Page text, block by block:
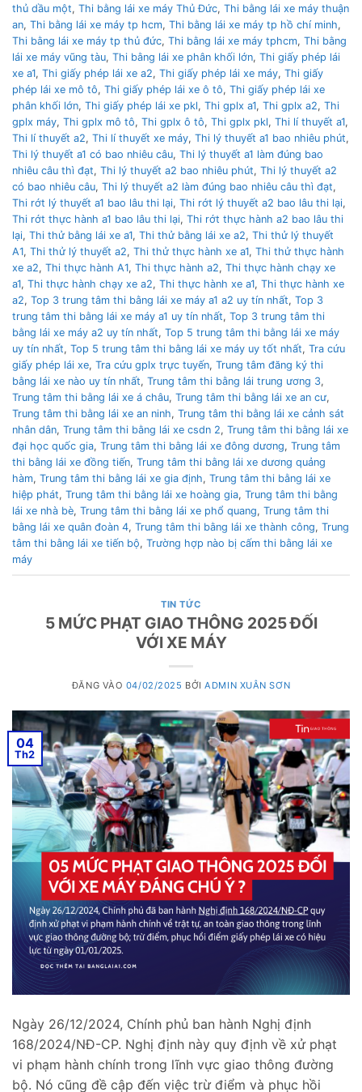
thủ dầu một, Thi bằng lái xe máy Thủ Đức, Thi bằng lái xe máy thuận
an, Thi bằng lái xe máy tp hcm, Thi bằng lái xe máy tp hồ chí minh,
Thi bằng lái xe máy tp thủ đức, Thi bằng lái xe máy tphcm, Thi bằng
lái xe máy vũng tàu, Thi bằng lái xe phân khối lớn, Thi giấy phép lái
xe a1, Thi giấy phép lái xe a2, Thi giấy phép lái xe máy, Thi giấy
phép lái xe mô tô, Thi giấy phép lái xe ô tô, Thi giấy phép lái xe
phân khối lớn, Thi giấy phép lái xe pkl, Thi gplx a1, Thi gplx a2, Thi
gplx máy, Thi gplx mô tô, Thi gplx ô tô, Thi gplx pkl, Thi lí thuyết a1,
Thi lí thuyết a2, Thi lí thuyết xe máy, Thi lý thuyết a1 bao nhiêu phút,
Thi lý thuyết a1 có bao nhiêu câu, Thi lý thuyết a1 làm đúng bao
nhiêu câu thì đạt, Thi lý thuyết a2 bao nhiêu phút, Thi lý thuyết a2
có bao nhiêu câu, Thi lý thuyết a2 làm đúng bao nhiêu câu thì đạt,
Thi rớt lý thuyết a1 bao lâu thi lại, Thi rớt lý thuyết a2 bao lâu thi lại,
Thi rớt thực hành a1 bao lâu thi lại, Thi rớt thực hành a2 bao lâu thi
lại, Thi thử bằng lái xe a1, Thi thử bằng lái xe a2, Thi thử lý thuyết
A1, Thi thử lý thuyết a2, Thi thử thực hành xe a1, Thi thử thực hành
xe a2, Thi thực hành A1, Thi thực hành a2, Thi thực hành chạy xe
a1, Thi thực hành chạy xe a2, Thi thực hành xe a1, Thi thực hành xe
a2, Top 3 trung tâm thi bằng lái xe máy a1 a2 uy tín nhất, Top 3
trung tâm thi bằng lái xe máy a1 uy tín nhất, Top 3 trung tâm thi
bằng lái xe máy a2 uy tín nhất, Top 5 trung tâm thi bằng lái xe máy
uy tín nhất, Top 5 trung tâm thi bằng lái xe máy uy tốt nhất, Tra cứu
giấy phép lái xe, Tra cứu gplx trực tuyến, Trung tâm đăng ký thi
bằng lái xe nào uy tín nhất, Trung tâm thi bằng lái trung ương 3,
Trung tâm thi bằng lái xe á châu, Trung tâm thi bằng lái xe an cư,
Trung tâm thi bằng lái xe an ninh, Trung tâm thi bằng lái xe cảnh sát
nhân dân, Trung tâm thi bằng lái xe csdn 2, Trung tâm thi bằng lái xe
đại học quốc gia, Trung tâm thi bằng lái xe đông dương, Trung tâm
thi bằng lái xe đồng tiến, Trung tâm thi bằng lái xe dương quảng
hàm, Trung tâm thi bằng lái xe gia định, Trung tâm thi bằng lái xe
hiệp phát, Trung tâm thi bằng lái xe hoàng gia, Trung tâm thi bằng
lái xe nhà bè, Trung tâm thi bằng lái xe phổ quang, Trung tâm thi
bằng lái xe quân đoàn 4, Trung tâm thi bằng lái xe thành công, Trung
tâm thi bằng lái xe tiến bộ, Trường hợp nào bị cấm thi bằng lái xe
máy
TIN TỨC
5 MỨC PHẠT GIAO THÔNG 2025 ĐỐI
VỚI XE MÁY
ĐĂNG VÀO 04/02/2025 BỞIADMIN XUÂN SƠN
04
Th2
Ngày 26/12/2024, Chính phủ ban hành Nghị định
168/2024/NĐ-CP. Nghị định này quy định về xử phạt
vi phạm hành chính trong lĩnh vực giao thông đường
bộ. Nó cũng đề cập đến việc trừ điểm và phục hồi